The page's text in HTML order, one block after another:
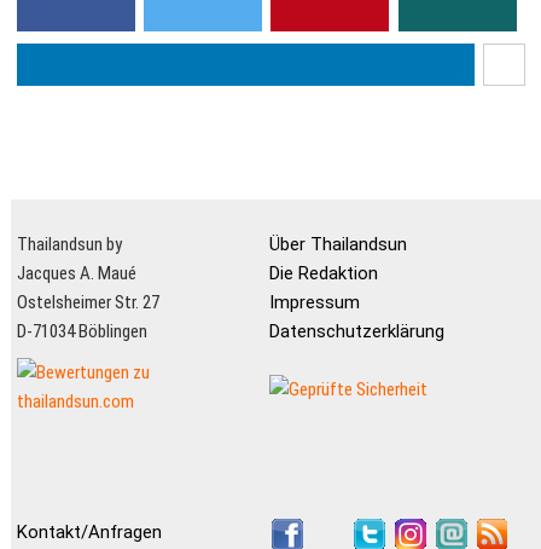
Thailandsun by
Jacques A. Maué
Ostelsheimer Str. 27
D-71034 Böblingen
Über Thailandsun
Die Redaktion
Impressum
Datenschutzerklärung
Kontakt/Anfragen